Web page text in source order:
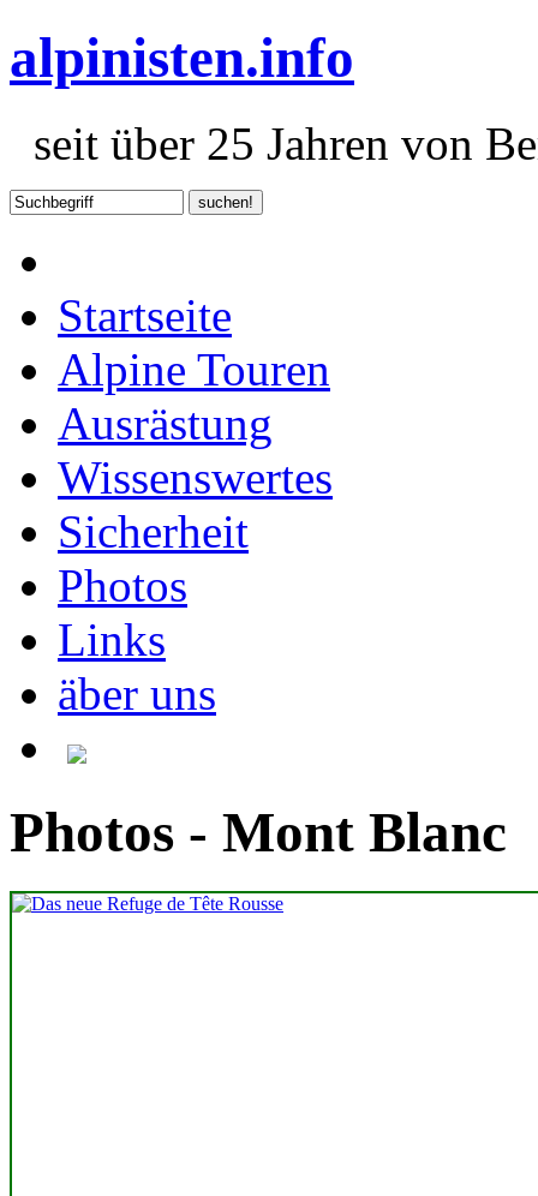
alpinisten.info
seit über 25 Jahren von
Startseite
Alpine Touren
Ausrästung
Wissenswertes
Sicherheit
Photos
Links
äber uns
Photos - Mont Blanc